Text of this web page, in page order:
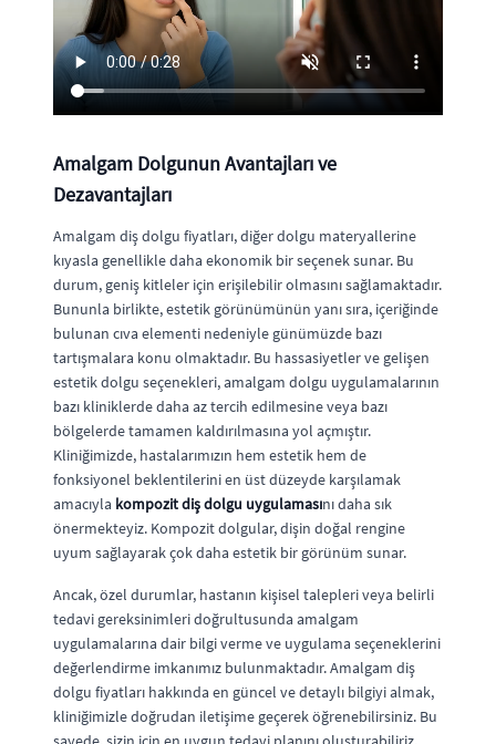
Amalgam Dolgunun Avantajları ve
Dezavantajları
Amalgam diş dolgu fiyatları, diğer dolgu materyallerine
kıyasla genellikle daha ekonomik bir seçenek sunar. Bu
durum, geniş kitleler için erişilebilir olmasını sağlamaktadır.
Bununla birlikte, estetik görünümünün yanı sıra, içeriğinde
bulunan cıva elementi nedeniyle günümüzde bazı
tartışmalara konu olmaktadır. Bu hassasiyetler ve gelişen
estetik dolgu seçenekleri, amalgam dolgu uygulamalarının
bazı kliniklerde daha az tercih edilmesine veya bazı
bölgelerde tamamen kaldırılmasına yol açmıştır.
Kliniğimizde, hastalarımızın hem estetik hem de
fonksiyonel beklentilerini en üst düzeyde karşılamak
amacıyla kompozit diş dolgu uygulamasını daha sık
önermekteyiz. Kompozit dolgular, dişin doğal rengine
uyum sağlayarak çok daha estetik bir görünüm sunar.
Ancak, özel durumlar, hastanın kişisel talepleri veya belirli
tedavi gereksinimleri doğrultusunda amalgam
uygulamalarına dair bilgi verme ve uygulama seçeneklerini
değerlendirme imkanımız bulunmaktadır. Amalgam diş
dolgu fiyatları hakkında en güncel ve detaylı bilgiyi almak,
kliniğimizle doğrudan iletişime geçerek öğrenebilirsiniz. Bu